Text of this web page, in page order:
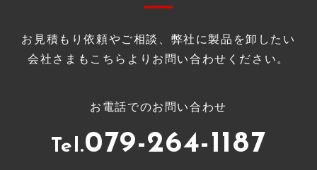
お見積もり依頼やご相談、弊社に製品を卸したい
会社さまもこちらよりお問い合わせください。
お電話でのお問い合わせ
Tel.079-264-1187